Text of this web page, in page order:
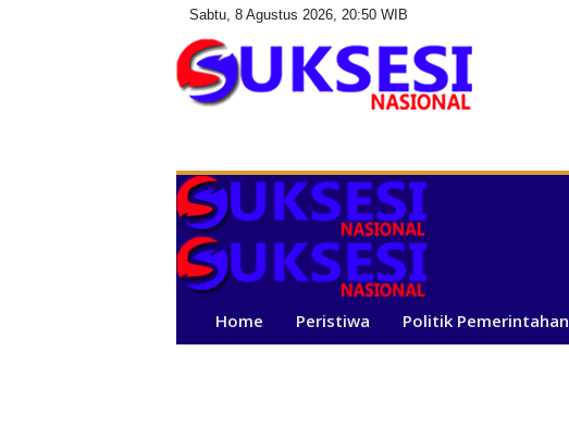
Sabtu, 8 Agustus 2026, 20:50 WIB
s
e
i
N
i
Home Peristiwa Politik Pemerintahan